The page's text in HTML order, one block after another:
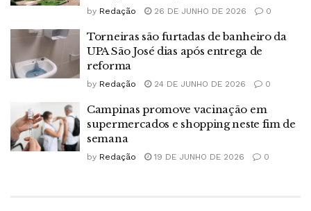
by Redação 26 DE JUNHO DE 2026 0
Torneiras são furtadas de banheiro da
UPA São José dias após entrega de
reforma
by Redação 24 DE JUNHO DE 2026 0
Campinas promove vacinação em
supermercados e shopping neste fim de
semana
by Redação 19 DE JUNHO DE 2026 0